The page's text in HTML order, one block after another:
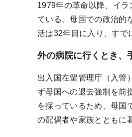
1979年の革命以降、イ
ている。母国での政治的
活は32年目に入り、すで
外の病院に行くとき、
出入国在留管理庁（入管
ず母国への退去強制を前
を採っているため、母国
の配偶者や家族とともに